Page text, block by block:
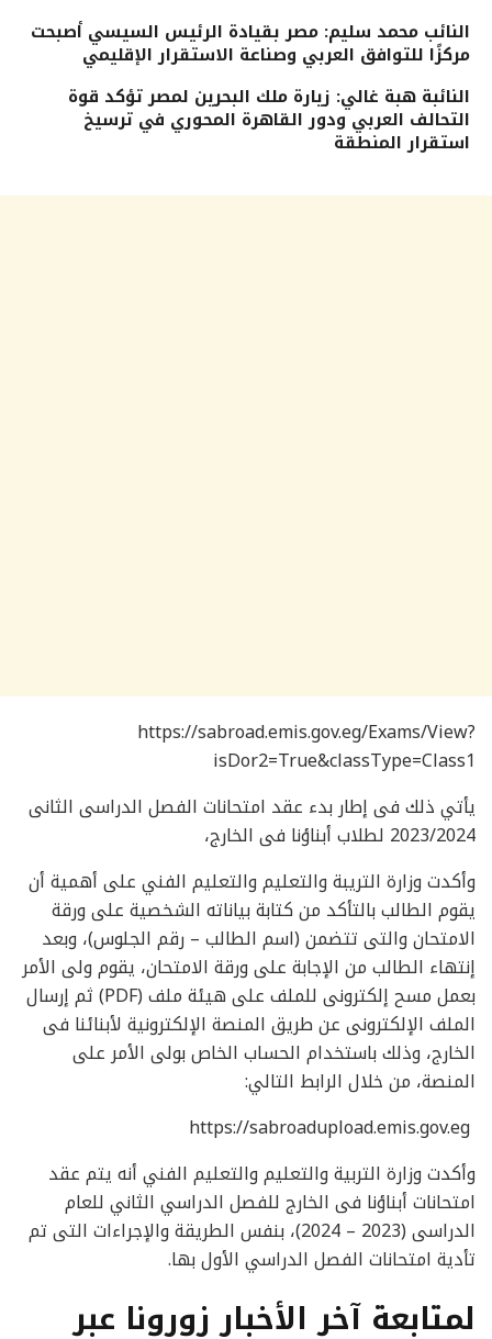
النائب محمد سليم: مصر بقيادة الرئيس السيسي أصبحت
مركزًا للتوافق العربي وصناعة الاستقرار الإقليمي
النائبة هبة غالي: زيارة ملك البحرين لمصر تؤكد قوة
التحالف العربي ودور القاهرة المحوري في ترسيخ
استقرار المنطقة
‏https://sabroad.emis.gov.eg/Exams/View?
isDor2=True&classType=Class1
يأتي ذلك فى إطار بدء عقد امتحانات الفصل الدراسى الثانى
2023/2024 لطلاب أبناؤنا فى الخارج،
وأكدت وزارة التريبة والتعليم والتعليم الفني على أهمية أن
يقوم الطالب بالتأكد من كتابة بياناته الشخصية على ورقة
الامتحان والتى تتضمن (اسم الطالب – رقم الجلوس)، وبعد
إنتهاء الطالب من الإجابة على ورقة الامتحان، يقوم ولى الأمر
بعمل مسح إلكترونى للملف على هيئة ملف (PDF) ثم إرسال
الملف الإلكترونى عن طريق المنصة الإلكترونية لأبنائنا فى
الخارج، وذلك باستخدام الحساب الخاص بولى الأمر على
المنصة، من خلال الرابط التالي:
وأكدت وزارة التربية والتعليم والتعليم الفني أنه يتم عقد
امتحانات أبناؤنا فى الخارج للفصل الدراسي الثاني للعام
الدراسى (2023 – 2024)، بنفس الطريقة والإجراءات التى تم
تأدية امتحانات الفصل الدراسي الأول بها.
لمتابعة آخر الأخبار زورونا عبر